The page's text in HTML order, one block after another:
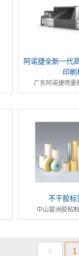
阿诺捷全新一代
印刷
广东阿诺捷喷墨
不干胶标
中山富洲胶粘
1